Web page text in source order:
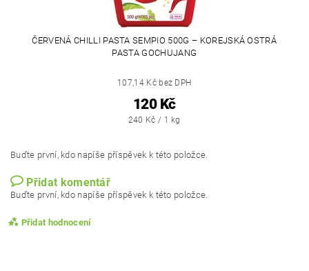
ČERVENÁ CHILLI PASTA SEMPIO 500G – KOREJSKÁ OSTRÁ
PASTA GOCHUJANG
107,14 Kč bez DPH
120 Kč
240 Kč / 1 kg
Buďte první, kdo napíše příspěvek k této položce.
Přidat komentář
Buďte první, kdo napíše příspěvek k této položce.
Přidat hodnocení